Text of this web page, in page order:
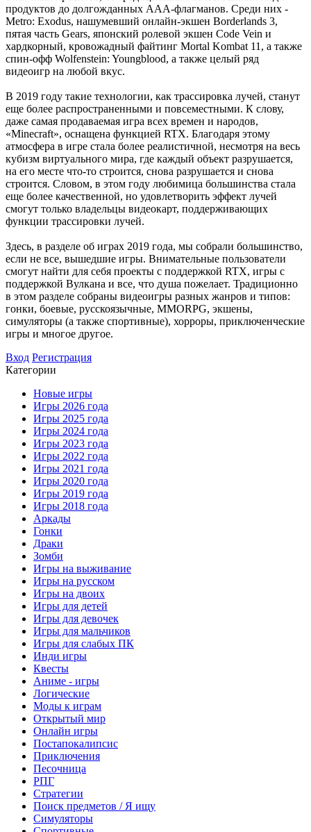
продуктов до долгожданных AAA-флагманов. Среди них -
Metro: Exodus, нашумевший онлайн-экшен Borderlands 3,
пятая часть Gears, японский ролевой экшен Code Vein и
хардкорный, кровожадный файтинг Mortal Kombat 11, а также
спин-офф Wolfenstein: Youngblood, а также целый ряд
видеоигр на любой вкус.
В 2019 году такие технологии, как трассировка лучей, станут
еще более распространенными и повсеместными. К слову,
даже самая продаваемая игра всех времен и народов,
«Minecraft», оснащена функцией RTX. Благодаря этому
атмосфера в игре стала более реалистичной, несмотря на весь
кубизм виртуального мира, где каждый объект разрушается,
на его месте что-то строится, снова разрушается и снова
строится. Словом, в этом году любимица большинства стала
еще более качественной, но удовлетворить эффект лучей
смогут только владельцы видеокарт, поддерживающих
функции трассировки лучей.
Здесь, в разделе об играх 2019 года, мы собрали большинство,
если не все, вышедшие игры. Внимательные пользователи
смогут найти для себя проекты с поддержкой RTX, игры с
поддержкой Вулкана и все, что душа пожелает. Традиционно
в этом разделе собраны видеоигры разных жанров и типов:
гонки, боевые, русскоязычные, MMORPG, экшены,
симуляторы (а также спортивные), хорроры, приключенческие
игры и многое другое.
Вход Регистрация
Категории
Новые игры
Игры 2026 года
Игры 2025 года
Игры 2024 года
Игры 2023 года
Игры 2022 года
Игры 2021 года
Игры 2020 года
Игры 2019 года
Игры 2018 года
Аркады
Гонки
Драки
Зомби
Игры на выживание
Игры на русском
Игры на двоих
Игры для детей
Игры для девочек
Игры для мальчиков
Игры для слабых ПК
Инди игры
Квесты
Аниме - игры
Логические
Моды к играм
Открытый мир
Онлайн игры
Постапокалипсис
Приключения
Песочница
РПГ
Стратегии
Поиск предметов / Я ищу
Симуляторы